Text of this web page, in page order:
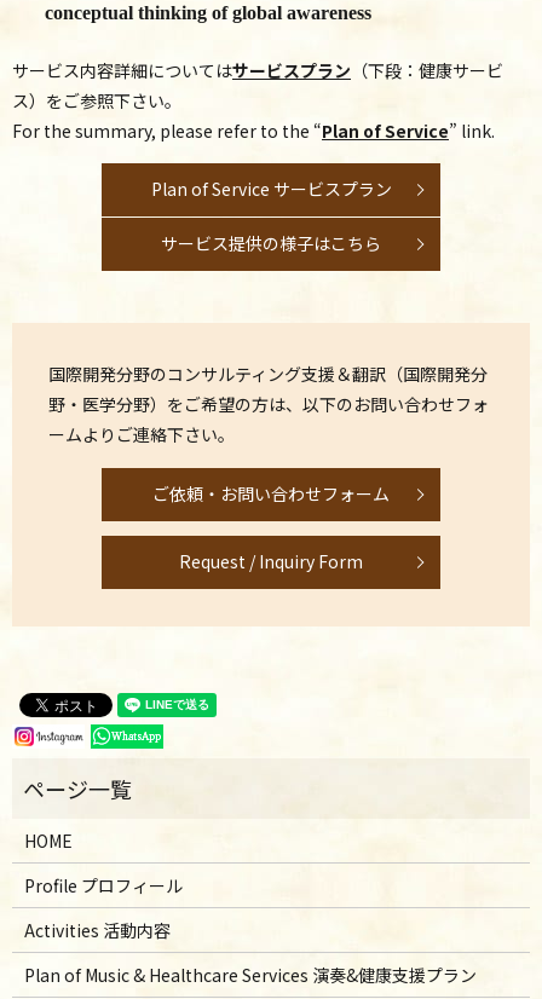
conceptual thinking of global awareness
サービス内容詳細についてはサービスプラン （下段：健康サービ
ス）をご参照下さい。
For the summary, please refer to the “Plan of Service” link.
Plan of Service サービスプラン
サービス提供の様子はこちら
国際開発分野のコンサルティング支援＆翻訳 （国際開発分
野・医学分野） をご希望の方は、以下のお問い合わせフォ
ームよりご連絡下さい。
ご依頼・お問い合わせフォーム
Request / Inquiry Form
HOME
Profile プロフィール
Activities 活動内容
Plan of Music & Healthcare Services 演奏&健康支援プラン